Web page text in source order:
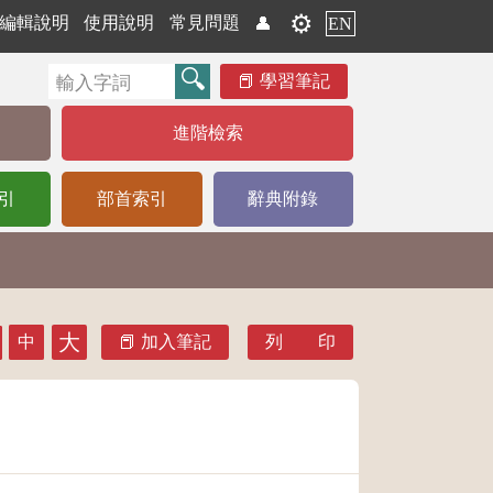
編輯說明 使用說明 常見問題 👤 ⚙️ EN
學習筆記
進階檢索
部首索引 辭典附錄
中 大 加入筆記 列 印